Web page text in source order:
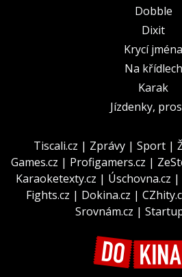
Dobble
Dixit
Krycí jména
Na křídlech
Karak
Jízdenky,
Tiscali.cz | Zprávy | Sport |
Games.cz | Profigamers.cz |
Karaoketexty.cz | Úschovna.cz |
Fights.cz | Dokina.cz |
Srovnám.cz |